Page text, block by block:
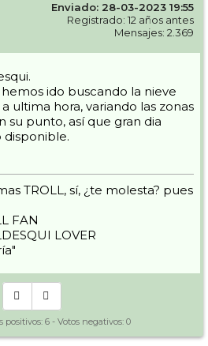
Enviado: 28-03-2023 19:55
Registrado: 12 años antes
Mensajes: 2.369
ido buscando la nieve
ultima hora, variando las zonas
su punto, así que gran dia
disponible.
TROLL, sí, ¿te molesta? pues
FAN
LOVER
positivos: 6 - Votos negativos: 0